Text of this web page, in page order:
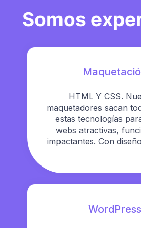
Somos
HTML Y CSS.
maquetadores sacan
estas tecnologías
webs atractivas,
impactantes. Con
WordPress